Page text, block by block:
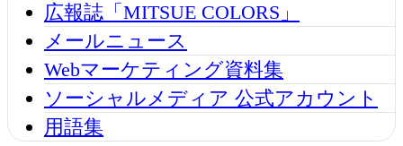
広報誌「MITSUE COLORS」
メールニュース
Webマーケティング資料集
ソーシャルメディア 公式アカウント
用語集